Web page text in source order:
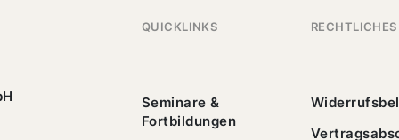
QUICKLINKS
Seminare &
Fortbildungen
RECHTLICHES